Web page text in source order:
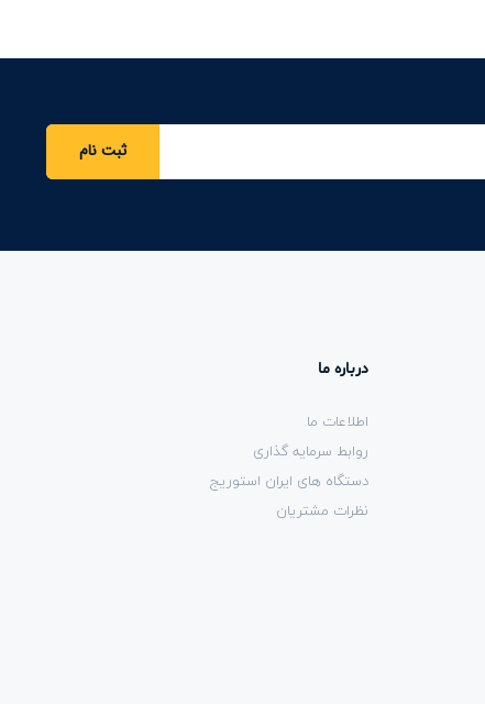
ثبت نام
درباره ما
اطلاعات ما
روابط سرمایه گذاری
دستگاه های ایران استوریج
نظرات مشتریان